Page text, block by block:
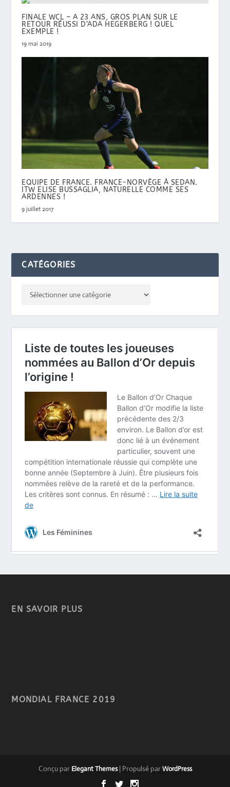
FINALE WCL – A 23 ANS, GROS PLAN SUR LE
RETOUR RÉUSSI D’ADA HEGERBERG ! QUEL
EXEMPLE !
19 mai 2019
EQUIPE DE FRANCE. FRANCE-NORVÈGE À SEDAN.
ITW ELISE BUSSAGLIA, NATURELLE COMME SES
ARDENNES !
9 juillet 2017
CATÉGORIES
EN SAVOIR PLUS
MONDIAL FRANCE 2019
Conçu par Elegant Themes| Propulsé parWordPress